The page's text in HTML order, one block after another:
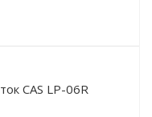
CAS LP-06R